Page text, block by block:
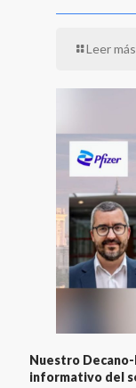
Leer más
Nuestro
informativo del